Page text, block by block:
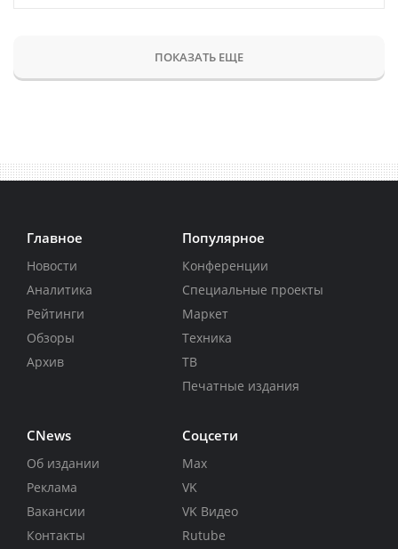
ПОКАЗАТЬ ЕЩЕ
Главное
Новости
Аналитика
Рейтинги
Обзоры
Архив
Популярное
Конференции
Специальные проекты
Маркет
Техника
ТВ
Печатные издания
CNews
Об издании
Реклама
Вакансии
Контакты
Соцсети
Max
VK
VK Видео
Rutube